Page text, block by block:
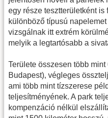
egy része tesztterületként is
különböző típusú
vizsgálnak itt extrém
melyik a legtartósabb a
Területe összesen több mint
Budapest), végleges
ami több mint tízszerese
teljesítményének. A park
kompenzáció nélkül